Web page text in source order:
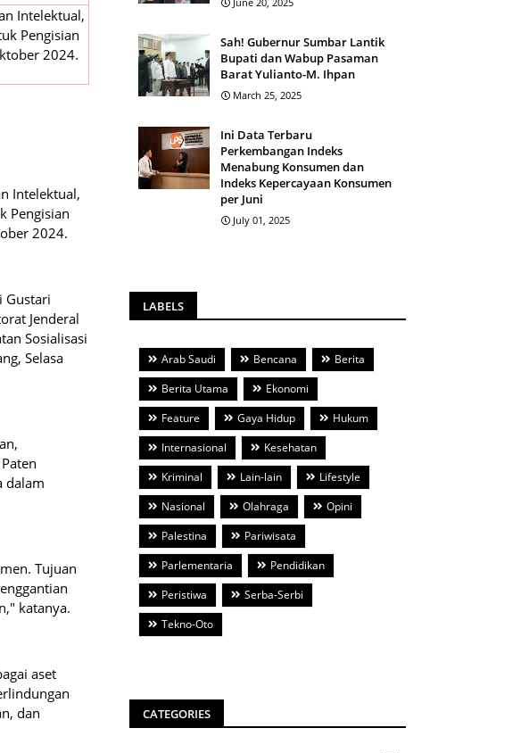
Intelektual,
Pengisian
2024.
Intelektual,
Pengisian
2024.
Gustari
Jenderal
Sosialisasi
Selasa
dalam
Tujuan
katanya.
aset
dan
Sah! Gubernur Sumbar Lantik
Bupati dan Wabup Pasaman
Barat Yulianto-M. Ihpan
March 25, 2025
Ini Data Terbaru
Perkembangan Indeks
Menabung Konsumen dan
Indeks Kepercayaan Konsumen
per Juni
July 01, 2025
LABELS
Arab Saudi Bencana
Berita
Berita Utama
Ekonomi
Feature
Gaya Hidup
Hukum
Internasional
Kesehatan
Kriminal
Lain-lain
Lifestyle
Nasional
Olahraga
Opini
Palestina
Pariwisata
Parlementaria
Pendidikan
Peristiwa
Serba-Serbi
Tekno-Oto
CATEGORIES